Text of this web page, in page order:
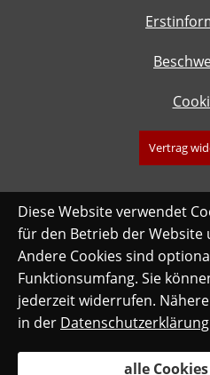
Vertrag
Diese Website verwendet
für den Betrieb der
Andere Cookies sind
Funktionsumfang. Sie
jederzeit widerrufen.
in der Datenschutzerklärung
alle